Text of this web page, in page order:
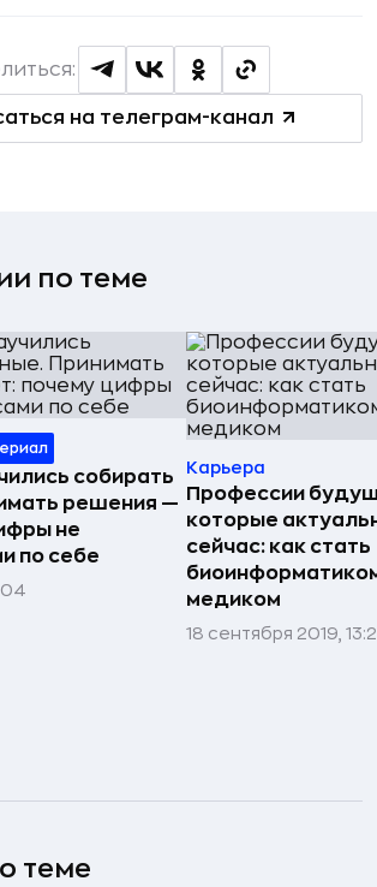
на телеграм-канал
по теме
собирать
решения —
не
по себе
Карьера
Профессии
которые
сейчас: как стать
медиком
18 сентября 2019,
теме